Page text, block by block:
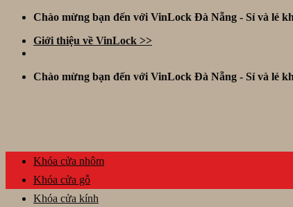
Skip
content
Chào mừng bạn đến với VinLock Đà Nẵng - Sỉ và lẻ
Giới thiệu về VinLock >>
Chào mừng bạn đến với VinLock Đà Nẵng - Sỉ và lẻ
Khóa cửa nhôm
Khóa cửa gỗ
Khóa cửa kính